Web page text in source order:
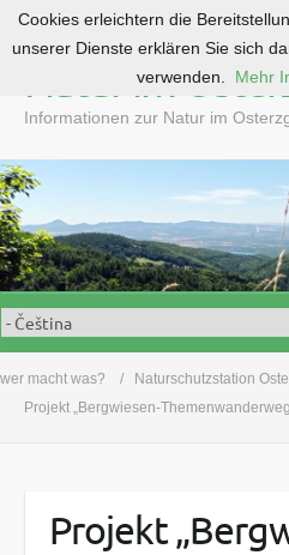
o
c
o
n
t
e
n
Natur im
Informationen zur Natur im
wer macht was?
Naturschutzstation
Projekt „Bergwiesen-
Projekt
Cookies erleichtern die
unserer Dienste erklären Sie sich
verwenden.
Mehr